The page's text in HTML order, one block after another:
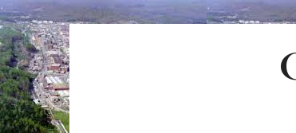
S
k
i
p
t